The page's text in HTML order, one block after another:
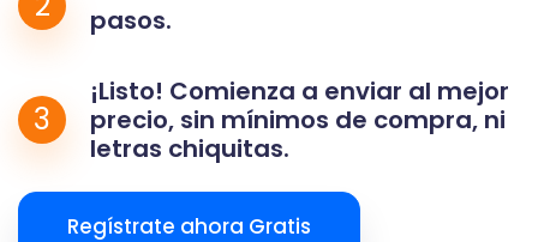
pasos.
3
¡Listo! Comienza a enviar al mejor
precio, sin mínimos de compra, ni
letras chiquitas.
Regístrate ahora Gratis